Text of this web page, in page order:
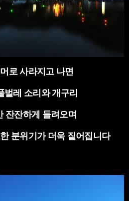
로 사라지고 나면
벌레 소리와 개구리
잔잔하게 들려오며
분위기가 더욱 짙어집니다